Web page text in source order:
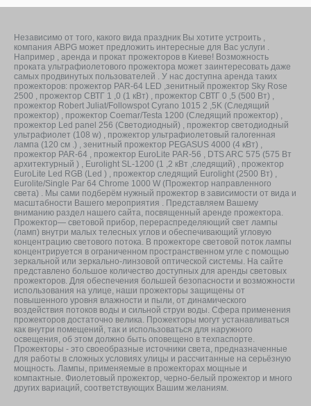
Независимо от того, какого вида праздник Вы хотите устроить ,
компания ABPG может предложить интересные для Вас услуги .
Например , аренда и прокат прожекторов в Киеве! Возможность
проката ультрафиолетового прожектора может заинтересовать даже
самых продвинутых пользователей . У нас доступна аренда таких
прожекторов: прожектор PAR-64 LED ,зенитный прожектор Sky Rose
2500 , прожектор СВТГ 1 ,0 (1 кВт) , прожектор СВТГ 0 ,5 (500 Вт) ,
прожектор Robert Juliat/Followspot Cyrano 1015 2 ,5K (Следящий
прожектор) , прожектор Coemar/Testa 1200 (Следящий прожектор) ,
прожектор Led panel 256 (Светодиодный) , прожектор светодиодный
ультрафиолет (108 w) , прожектор ультрафиолетовый галогенная
лампа (120 см .) , зенитный прожектор PEGASUS 4000 (4 кВт) ,
прожектор PAR-64 , прожектор EuroLite PAR-56 , DTS ARC 575 (575 Вт
архитектурный ) , Eurolight SL-1200 (1 ,2 кВт ,cледящий) , прожектор
EuroLite Led RGB (Led ) , прожектор cледящий Eurolight (2500 Вт) ,
Eurolite/Single Par 64 Chrome 1000 W (Прожектор направленного
света) . Мы сами подберём нужный прожектор в зависимости от вида и
масштабности Вашего мероприятия . Представляем Вашему
вниманию раздел нашего сайта, посвященный аренде прожектора.
Прожектор— световой прибор, перераспределяющий свет лампы
(ламп) внутри малых телесных углов и обеспечивающий угловую
концентрацию светового потока. В прожекторе световой поток лампы
концентрируется в ограниченном пространственном угле с помощью
зеркальной или зеркально-линзовой оптической системы. На сайте
представлено большое количество доступных для аренды световых
прожекторов. Для обеспечения большей безопасности и возможности
использования на улице, наши прожекторы защищены от
повышенного уровня влажности и пыли, от динамического
воздействия потоков воды и сильной струи воды. Сфера применения
прожекторов достаточно велика. Прожекторы могут устанавливаться
как внутри помещений, так и использоваться для наружного
освещения, об этом должно быть оповещено в техпаспорте.
Прожекторы - это своеобразные источники света, предназначенные
для работы в сложных условиях улицы и рассчитанные на серьёзную
мощность. Лампы, применяемые в прожекторах мощные и
компактные. Фиолетовый прожектор, черно-белый прожектор и много
других вариаций, соответствующих Вашим желаниям.